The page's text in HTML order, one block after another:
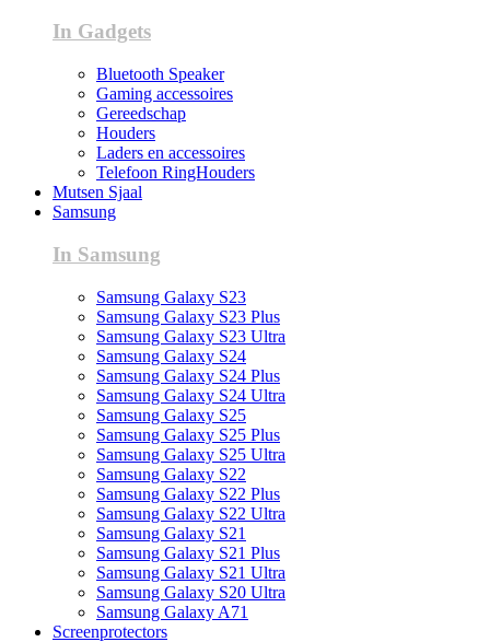
In Gadgets
Bluetooth Speaker
Gaming accessoires
Gereedschap
Houders
Laders en accessoires
Telefoon RingHouders
Mutsen Sjaal
Samsung
In Samsung
Samsung Galaxy S23
Samsung Galaxy S23 Plus
Samsung Galaxy S23 Ultra
Samsung Galaxy S24
Samsung Galaxy S24 Plus
Samsung Galaxy S24 Ultra
Samsung Galaxy S25
Samsung Galaxy S25 Plus
Samsung Galaxy S25 Ultra
Samsung Galaxy S22
Samsung Galaxy S22 Plus
Samsung Galaxy S22 Ultra
Samsung Galaxy S21
Samsung Galaxy S21 Plus
Samsung Galaxy S21 Ultra
Samsung Galaxy S20 Ultra
Samsung Galaxy A71
Screenprotectors